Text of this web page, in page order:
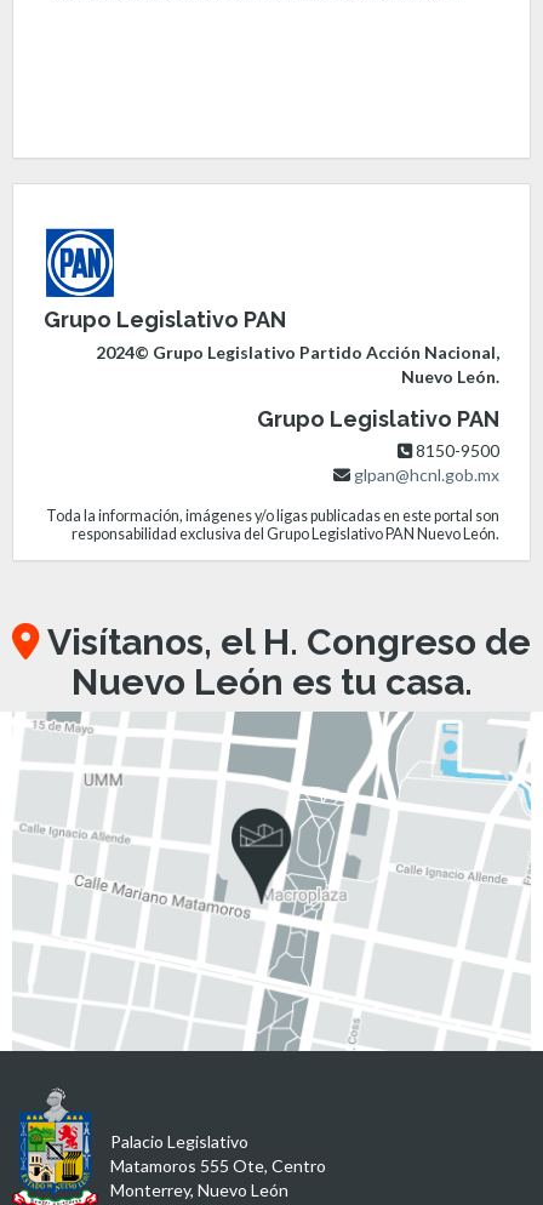
Grupo Legislativo PAN
2024© Grupo Legislativo Partido Acción Nacional,
Nuevo León.
Grupo Legislativo PAN
8150-9500
glpan@hcnl.gob.mx
Toda la información, imágenes y/o ligas publicadas en este portal son
responsabilidad exclusiva del Grupo Legislativo PAN Nuevo León.
Visítanos, el H. Congreso de
Nuevo León es tu casa.
Palacio Legislativo
Matamoros 555 Ote, Centro
Monterrey, Nuevo León